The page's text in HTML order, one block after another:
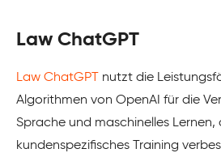
Law ChatGPT
Law ChatGPT
nutzt die
Algorithmen von OpenAI für die
Sprache und maschinelles Lernen,
kundenspezifisches Training